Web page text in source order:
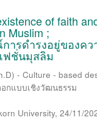
of faith
Muslim ;
ารดำรงอยู่ของคว
ฟชั่นมุสลิม
- Culture - based
กแบบเชิงวัฒนธรรม
University, 24/11/